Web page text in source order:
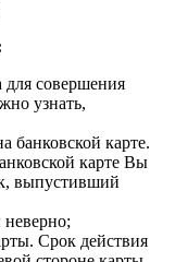
для совершения
узнать,
банковской карте.
карте Вы
выпустивший
Срок действия